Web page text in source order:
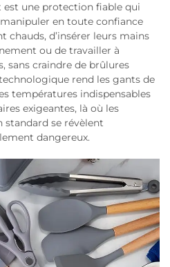
est une protection fiable qui
en toute confiance
chauds, d’insérer leurs mains
ou de travailler à
sans craindre de brûlures
rend les gants de
températures indispensables
exigeantes, là où les
se révèlent
dangereux.